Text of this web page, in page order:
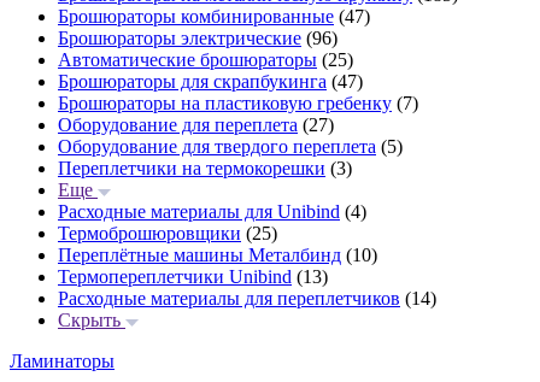
Брошюраторы комбинированные (47)
Брошюраторы электрические (96)
Автоматические брошюраторы (25)
Брошюраторы для скрапбукинга (47)
Брошюраторы на пластиковую гребенку (7)
Оборудование для переплета (27)
Оборудование для твердого переплета (5)
Переплетчики на термокорешки (3)
Еще
Расходные материалы для Unibind (4)
Термоброшюровщики (25)
Переплётные машины Металбинд (10)
Термопереплетчики Unibind (13)
Расходные материалы для переплетчиков (14)
Скрыть
Ламинаторы